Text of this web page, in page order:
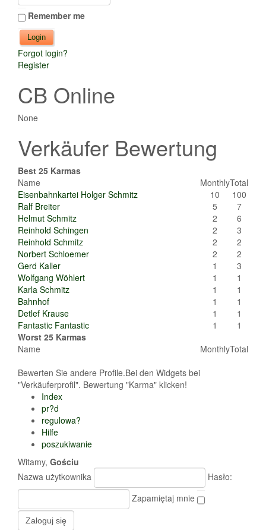
Remember me
Forgot login?
Register
CB Online
None
Verkäufer Bewertung
Best 25 Karmas
Name
MonthlyTotal
Eisenbahnkartei Holger Schmitz
10
100
Ralf Breiter
5
7
Helmut Schmitz
2
6
Reinhold Schingen
2
3
Reinhold Schmitz
2
2
Norbert Schloemer
2
2
Gerd Kaller
1
3
Wolfgang Wöhlert
1
1
Karla Schmitz
1
1
Bahnhof
1
1
Detlef Krause
1
1
Fantastic Fantastic
1
1
Worst 25 Karmas
Name
MonthlyTotal
Bewerten Sie andere Profile.Bei den Widgets bei
"Verkäuferprofil". Bewertung "Karma" klicken!
Index
pr?d
regulowa?
Hilfe
poszukiwanie
Witamy, Gościu
Nazwa użytkownika
Hasło:
Zapamiętaj mnie